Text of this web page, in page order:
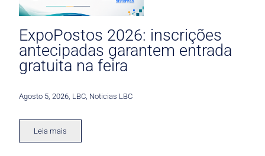
ExpoPostos 2026: inscrições
antecipadas garantem entrada
gratuita na feira
Agosto 5, 2026 LBC Noticias LBC
Leia mais